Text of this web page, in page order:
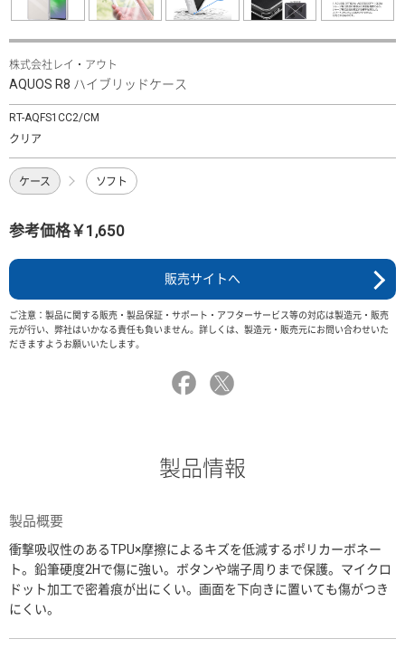
株式会社レイ・アウト
AQUOS R8 ハイブリッドケース
RT-AQFS1CC2/CM
クリア
ケース ソフト
参考価格￥1,650
販売サイトへ
ご注意：製品に関する販売・製品保証・サポート・アフターサービス等の対応は製造元・販売
元が行い、弊社はいかなる責任も負いません。詳しくは、製造元・販売元にお問い合わせいた
だきますようお願いいたします。
製品情報
製品概要
衝撃吸収性のあるTPU×摩擦によるキズを低減するポリカーボネー
ト。鉛筆硬度2Hで傷に強い。ボタンや端子周りまで保護。マイクロ
ドット加工で密着痕が出にくい。画面を下向きに置いても傷がつき
にくい。